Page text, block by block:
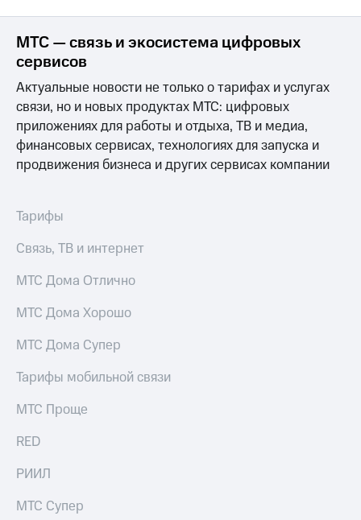
МТС — связь и экосистема цифровых
сервисов
Актуальные новости не только о тарифах и услугах
связи, но и новых продуктах МТС: цифровых
приложениях для работы и отдыха, ТВ и медиа,
финансовых сервисах, технологиях для запуска и
продвижения бизнеса и других сервисах компании
Тарифы
Связь, ТВ и интернет
МТС Дома Отлично
МТС Дома Хорошо
МТС Дома Супер
Тарифы мобильной связи
МТС Проще
RED
РИИЛ
МТС Супер